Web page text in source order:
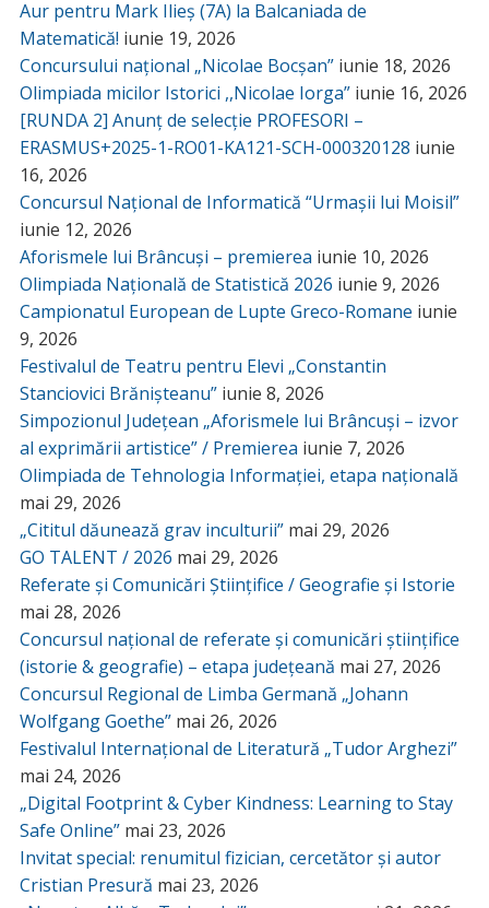
Aur pentru Mark Ilieș (7A) la Balcaniada de
Matematică! iunie 19, 2026
Concursului național „Nicolae Bocșan” iunie 18, 2026
Olimpiada micilor Istorici ,,Nicolae Iorga” iunie 16, 2026
[RUNDA 2] Anunț de selecție PROFESORI –
ERASMUS+2025-1-RO01-KA121-SCH-000320128 iunie
16, 2026
Concursul Național de Informatică “Urmașii lui Moisil”
iunie 12, 2026
Aforismele lui Brâncuși – premierea iunie 10, 2026
Olimpiada Națională de Statistică 2026 iunie 9, 2026
Campionatul European de Lupte Greco-Romane iunie
9, 2026
Festivalul de Teatru pentru Elevi „Constantin
Stanciovici Brănișteanu” iunie 8, 2026
Simpozionul Județean „Aforismele lui Brâncuși – izvor
al exprimării artistice” / Premierea iunie 7, 2026
Olimpiada de Tehnologia Informației, etapa națională
mai 29, 2026
„Cititul dăunează grav inculturii” mai 29, 2026
GO TALENT / 2026 mai 29, 2026
Referate și Comunicări Științifice / Geografie și Istorie
mai 28, 2026
Concursul național de referate și comunicări științifice
(istorie & geografie) – etapa județeană mai 27, 2026
Concursul Regional de Limba Germană „Johann
Wolfgang Goethe” mai 26, 2026
Festivalul Internațional de Literatură „Tudor Arghezi”
mai 24, 2026
„Digital Footprint & Cyber Kindness: Learning to Stay
Safe Online” mai 23, 2026
Invitat special: renumitul fizician, cercetător și autor
Cristian Presură mai 23, 2026